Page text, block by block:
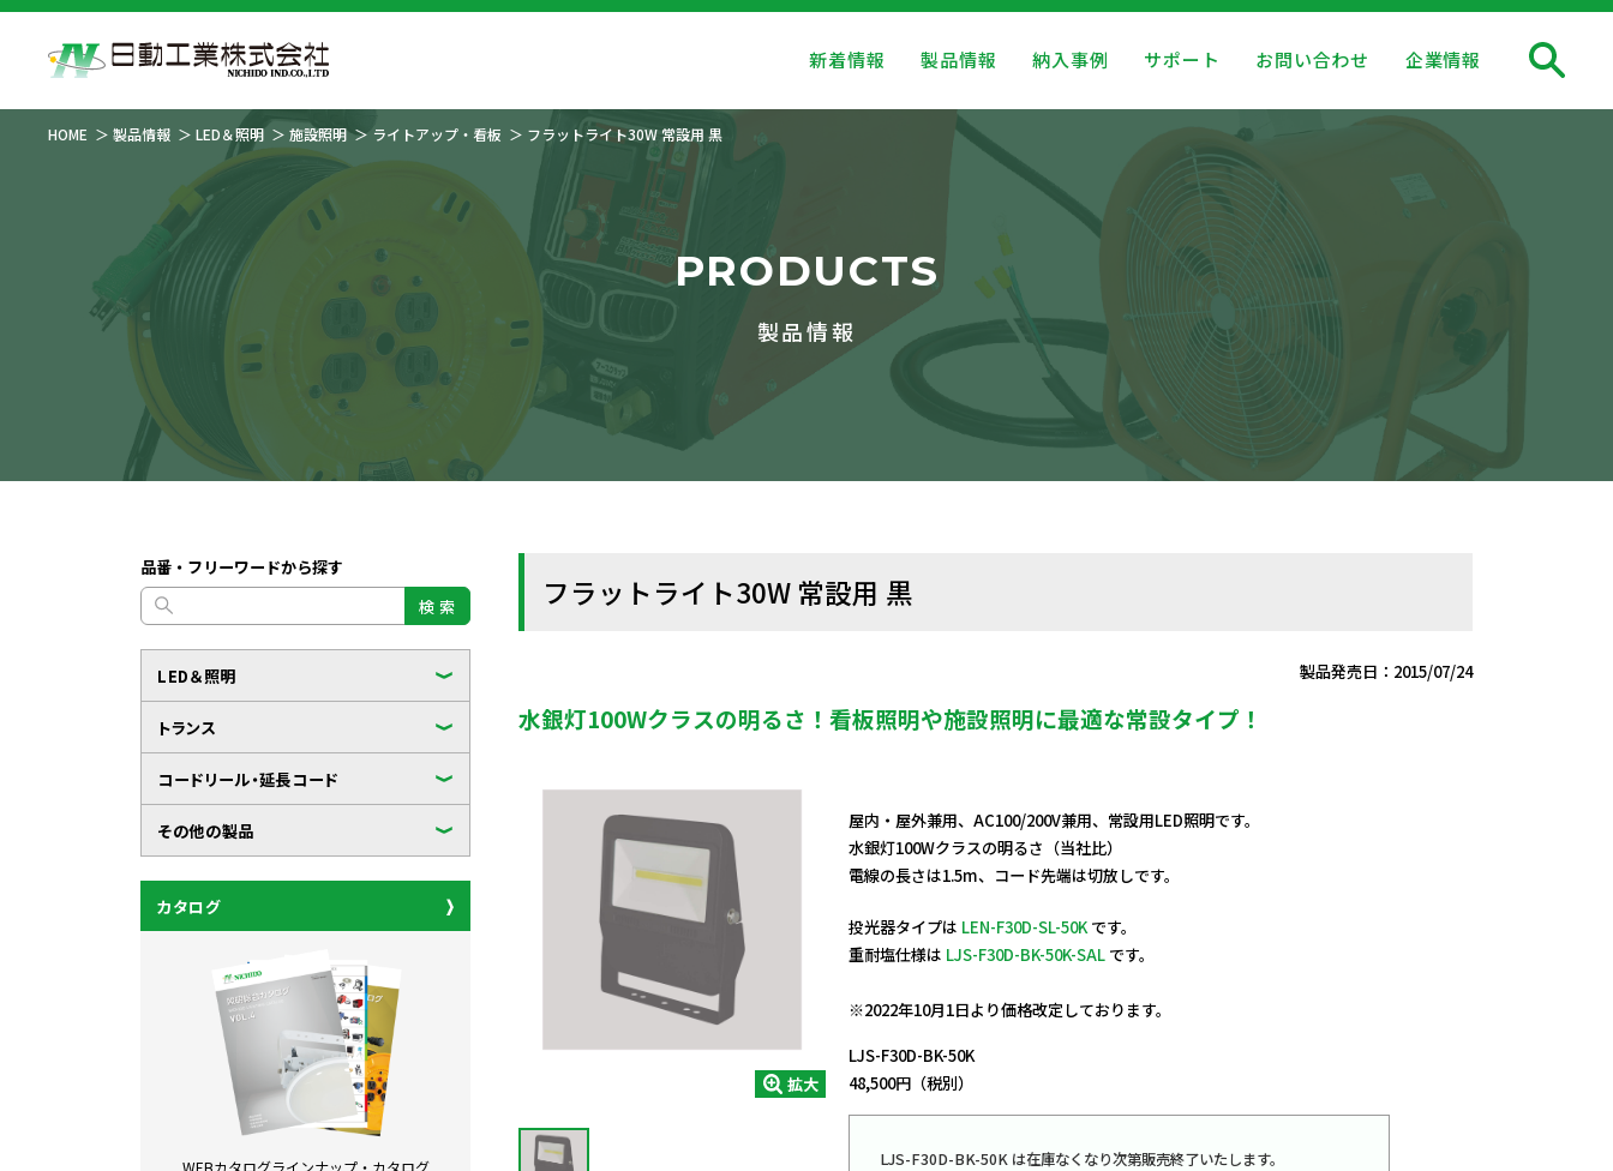
新着情報 製品情報 納入事例 サポート お問い合わせ 企業情報
HOME 製品情報 LED＆照明 施設照明 ライトアップ・看板 フラットライト30W 常設用 黒
PRODUCTS
製品情報
品番・フリーワードから探す
検 索
LED＆照明
トランス
コードリール・延長コード
その他の製品
カタログ
WEBカタログラインナップ・ カタログ
フラットライト30W 常設用 黒
製品発売日：2015/07/24
水銀灯100Wクラスの明るさ！看板照明や施設照明に最適な常設タイプ！
拡大
屋内・屋外兼用、AC100/200V兼用、常設用LED照明です。
水銀灯100Wクラスの明るさ（当社比）
電線の長さは1.5m、コード先端は切放しです。
投光器タイプは LEN-F30D-SL-50Kです。
重耐塩仕様は LJS-F30D-BK-50K-SALです。
※2022年10月1日より価格改定しております。
LJS-F30D-BK-50K
48,500円（税別）
LJS-F30D-BK-50K は在庫なくなり次第販売終了いたします。